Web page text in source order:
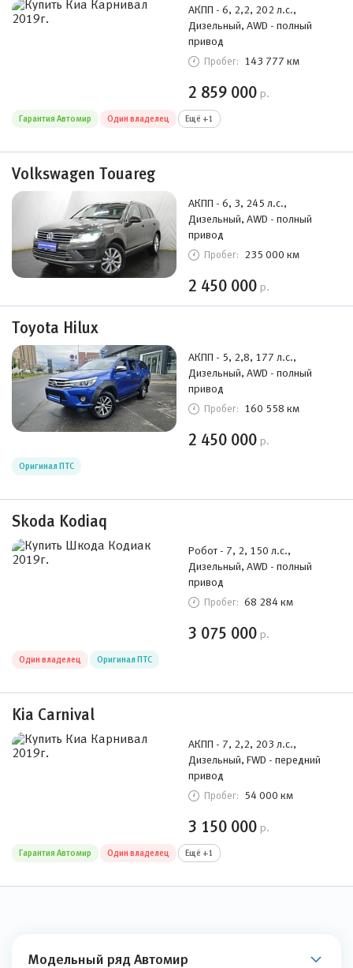
АКПП - 6, 2,2, 202 л.с.,
Дизельный, AWD - полный
привод
Пробег: 143 777 км
2 859 000 р.
Гарантия Автомир Один владелец Ещё +1
Volkswagen Touareg
АКПП - 6, 3, 245 л.с.,
Дизельный, AWD - полный
привод
Пробег: 235 000 км
2 450 000 р.
Toyota Hilux
АКПП - 5, 2,8, 177 л.с.,
Дизельный, AWD - полный
привод
Пробег: 160 558 км
2 450 000 р.
Оригинал ПТС
Skoda Kodiaq
Робот - 7, 2, 150 л.с.,
Дизельный, AWD - полный
привод
Пробег: 68 284 км
3 075 000 р.
Один владелец Оригинал ПТС
Kia Carnival
АКПП - 7, 2,2, 203 л.с.,
Дизельный, FWD - передний
привод
Пробег: 54 000 км
3 150 000 р.
Гарантия Автомир Один владелец Ещё +1
Модельный ряд Автомир